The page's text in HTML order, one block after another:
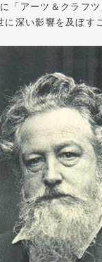
「アーツ＆クラフツ
に深い影響を及ぼす